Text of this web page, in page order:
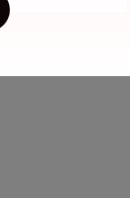
世界级休闲与商
，负责拉斯海马